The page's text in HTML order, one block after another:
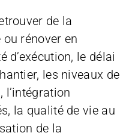
de la
rénover en
d’exécution, le délai
les niveaux de
l’intégration
la qualité de vie au
de la